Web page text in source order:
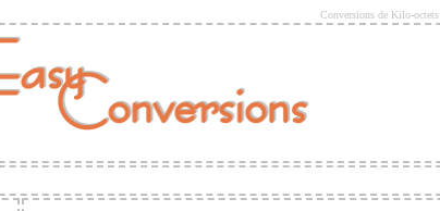
Conversions de Kilo-octets